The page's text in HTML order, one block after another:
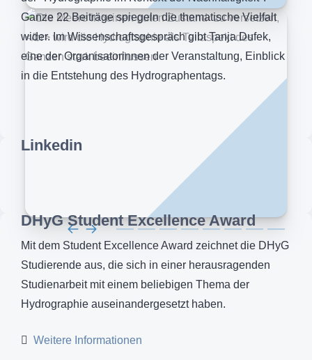
Ganze 22 Beiträge spiegeln die thematische Vielfalt
wider. Im Wissenschaftsgespräch gibt Tanja Dufek,
eine der Organisatorinnen der Veranstaltung, Einblick
in die Entstehung des Hydrographentags.
Linkedin
DHyG Student Excellence Award
Mit dem Student Excellence Award zeichnet die DHyG
Studierende aus, die sich in einer herausragenden
Studienarbeit mit einem beliebigen Thema der
Hydrographie auseinandergesetzt haben.
Weitere Informationen